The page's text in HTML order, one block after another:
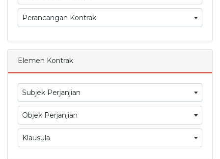
Perancangan Kontrak
Elemen Kontrak
Subjek Perjanjian
Objek Perjanjian
Klausula